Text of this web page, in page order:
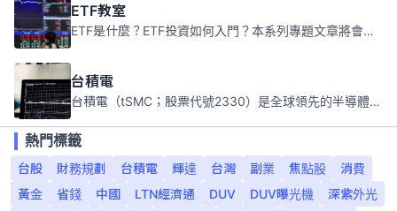
ETF教室
ETF是什麼？ETF投資如何入門？本系列專題文章將會告訴你新手必須知道的ETF基礎知識。
台積電
台積電（tSMC；股票代號2330）是全球領先的半導體代工公司，成立於1987年，總部位於台灣新竹。且已於美國、日本、德國及中國設廠，台積電是全球首家專業積體電路製造服務公司，也是全球最先進和最大規模的半導體代工廠。
熱門標籤
台股
財務規劃 台積電 輝達 台灣 副業 焦點股
消費
黃金
省錢 中國 LTN經濟通 DUV DUV曝光機 深紫外光